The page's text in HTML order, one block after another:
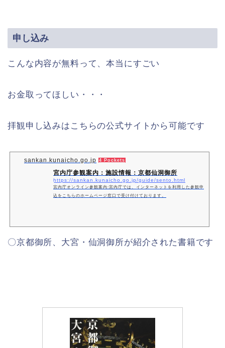
申し込み
こんな内容が無料って、本当にすごい
お金取ってほしい・・・
拝観申し込みはこちらの公式サイトから可能です
sankan.kunaicho.go.jp 4 Pockets
宮内庁参観案内：施設情報：京都仙洞御所
https://sankan.kunaicho.go.jp/guide/sento.html
宮内庁オンライン参観案内:宮内庁では、インターネットを利用した参観申
込をこちらのホームページ窓口で受け付けております。
〇京都御所、大宮・仙洞御所が紹介された書籍です